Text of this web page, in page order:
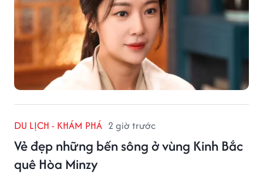
DU LỊCH - KHÁM PHÁ 2 giờ trước
Vẻ đẹp những bến sông ở vùng Kinh Bắc
quê Hòa Minzy